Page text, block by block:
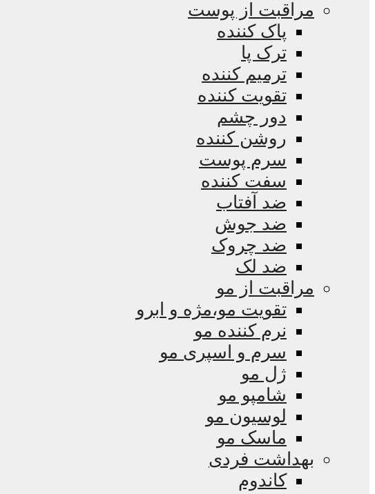
مراقبت از پوست
پاک کننده
ترک پا
ترمیم کننده
تقویت کننده
دور چشم
روشن کننده
سرم پوست
سفت کننده
ضد آفتاب
ضد جوش
ضد چروک
ضد لک
مراقبت از مو
تقویت مو،مژه و ابرو
نرم کننده مو
سرم و اسپری مو
ژل مو
شامپو مو
لوسیون مو
ماسک مو
بهداشت فردی
کاندوم